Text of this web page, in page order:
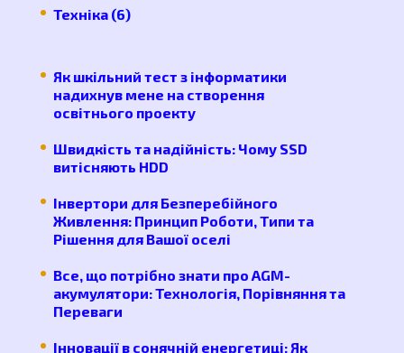
Техніка(6)
Як шкільний тест з інформатики
надихнув мене на створення
освітнього проекту
Швидкість та надійність: Чому SSD
витісняють HDD
Інвертори для Безперебійного
Живлення: Принцип Роботи, Типи та
Рішення для Вашої оселі
Все, що потрібно знати про AGM-
акумулятори: Технологія, Порівняння та
Переваги
Інновації в сонячній енергетиці: Як